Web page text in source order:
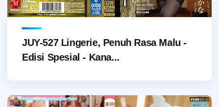
JUY-527 Lingerie, Penuh Rasa Malu -
Edisi Spesial - Kana...